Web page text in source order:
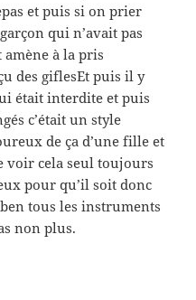
et puis si on prier
qui n’avait pas
amène à la pris
des giflesEt puis il y
était interdite et puis
c’était un style
de ça d’une fille et
voir cela seul toujours
pour qu’il soit donc
tous les instruments
non plus.